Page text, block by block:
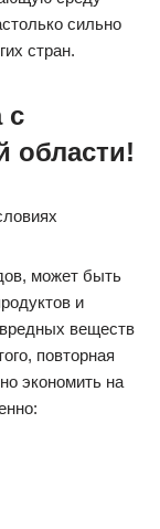
сильно
стран.
с
области!
может быть
и
веществ
повторная
экономить на